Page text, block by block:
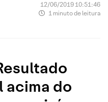
12/06/2019 10:51:46
1 minuto de leitura
acima do